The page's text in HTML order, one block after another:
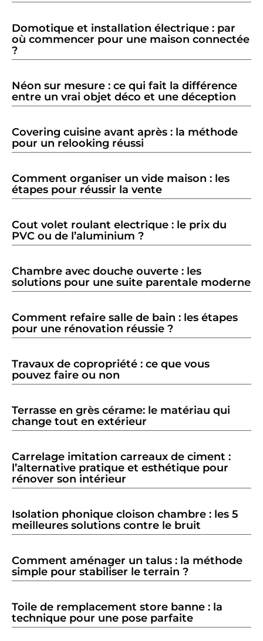
Domotique et installation électrique : par
où commencer pour une maison connectée
?
Néon sur mesure : ce qui fait la différence
entre un vrai objet déco et une déception
Covering cuisine avant après : la méthode
pour un relooking réussi
Comment organiser un vide maison : les
étapes pour réussir la vente
Cout volet roulant electrique : le prix du
PVC ou de l’aluminium ?
Chambre avec douche ouverte : les
solutions pour une suite parentale moderne
Comment refaire salle de bain : les étapes
pour une rénovation réussie ?
Travaux de copropriété : ce que vous
pouvez faire ou non
Terrasse en grès cérame: le matériau qui
change tout en extérieur
Carrelage imitation carreaux de ciment :
l’alternative pratique et esthétique pour
rénover son intérieur
Isolation phonique cloison chambre : les 5
meilleures solutions contre le bruit
Comment aménager un talus : la méthode
simple pour stabiliser le terrain ?
Toile de remplacement store banne : la
technique pour une pose parfaite